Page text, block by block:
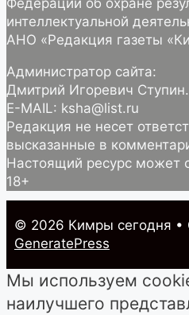
Федерации об охране
интеллектуальной
АНО «Редакция газеты
Администратор сайта:
Дмитрий Игоревич Ступин.
E-MAIL: ksha@list.ru
Редакция не несет
высказанные в
Настоящий ресурс может
18+
© 2026 Кимры cегодня •
GeneratePress
Мы используем
наилучшего